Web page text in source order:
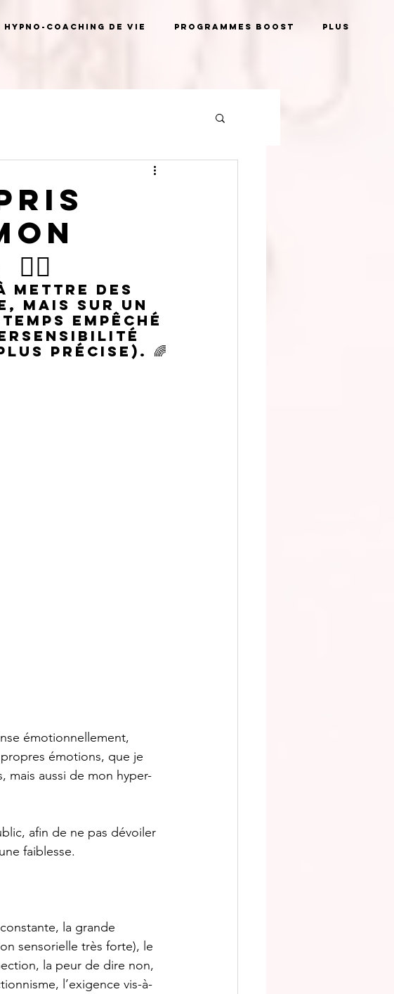
Hypno-coaching de vie Programmes BOOST Plus
mettre des
mais sur un
empêché
précise). 🌈
émotionnellement,
émotions, que je
mais aussi de mon hyper-
afin de ne pas dévoiler
faiblesse.
la grande
sensorielle très forte), le
la peur de dire non,
l’exigence vis-à-